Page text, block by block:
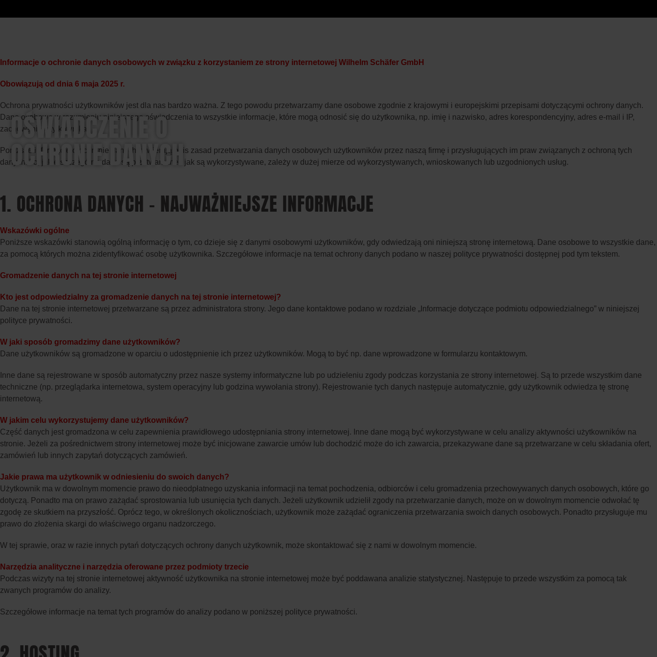
OŚWIADCZENIE O
OCHRONIE DANYCH
Informacje o ochronie danych osobowych w związku z korzystaniem ze strony internetowej Wilhelm Schäfer GmbH
Obowiązują od dnia 6 maja 2025 r.
Ochrona prywatności użytkowników jest dla nas bardzo ważna. Z tego powodu przetwarzamy dane osobowe zgodnie z krajowymi i europejskimi przepisami dotyczącymi ochrony danych.
Dane osobowe w rozumieniu niniejszego oświadczenia to wszystkie informacje, które mogą odnosić się do użytkownika, np. imię i nazwisko, adres korespondencyjny, adres e-mail i IP,
zachowanie użytkownika.
Poniższe informacje o ochronie danych zawierają opis zasad przetwarzania danych osobowych użytkowników przez naszą firmę i przysługujących im praw związanych z ochroną tych
danych. To, jakie szczególne dane są przetwarzane i jak są wykorzystywane, zależy w dużej mierze od wykorzystywanych, wnioskowanych lub uzgodnionych usług.
1. OCHRONA DANYCH – NAJWAŻNIEJSZE INFORMACJE
Wskazówki ogólne
Poniższe wskazówki stanowią ogólną informację o tym, co dzieje się z danymi osobowymi użytkowników, gdy odwiedzają oni niniejszą stronę internetową. Dane osobowe to wszystkie dane,
za pomocą których można zidentyfikować osobę użytkownika. Szczegółowe informacje na temat ochrony danych podano w naszej polityce prywatności dostępnej pod tym tekstem.
Gromadzenie danych na tej stronie internetowej
Kto jest odpowiedzialny za gromadzenie danych na tej stronie internetowej?
Dane na tej stronie internetowej przetwarzane są przez administratora strony. Jego dane kontaktowe podano w rozdziale „Informacje dotyczące podmiotu odpowiedzialnego” w niniejszej
polityce prywatności.
W jaki sposób gromadzimy dane użytkowników?
Dane użytkowników są gromadzone w oparciu o udostępnienie ich przez użytkowników. Mogą to być np. dane wprowadzone w formularzu kontaktowym.
Inne dane są rejestrowane w sposób automatyczny przez nasze systemy informatyczne lub po udzieleniu zgody podczas korzystania ze strony internetowej. Są to przede wszystkim dane
techniczne (np. przeglądarka internetowa, system operacyjny lub godzina wywołania strony). Rejestrowanie tych danych następuje automatycznie, gdy użytkownik odwiedza tę stronę
internetową.
W jakim celu wykorzystujemy dane użytkowników?
Część danych jest gromadzona w celu zapewnienia prawidłowego udostępniania strony internetowej. Inne dane mogą być wykorzystywane w celu analizy aktywności użytkowników na
stronie. Jeżeli za pośrednictwem strony internetowej może być inicjowane zawarcie umów lub dochodzić może do ich zawarcia, przekazywane dane są przetwarzane w celu składania ofert,
zamówień lub innych zapytań dotyczących zamówień.
Jakie prawa ma użytkownik w odniesieniu do swoich danych?
Użytkownik ma w dowolnym momencie prawo do nieodpłatnego uzyskania informacji na temat pochodzenia, odbiorców i celu gromadzenia przechowywanych danych osobowych, które go
dotyczą. Ponadto ma on prawo zażądać sprostowania lub usunięcia tych danych. Jeżeli użytkownik udzielił zgody na przetwarzanie danych, może on w dowolnym momencie odwołać tę
zgodę ze skutkiem na przyszłość. Oprócz tego, w określonych okolicznościach, użytkownik może zażądać ograniczenia przetwarzania swoich danych osobowych. Ponadto przysługuje mu
prawo do złożenia skargi do właściwego organu nadzorczego.
W tej sprawie, oraz w razie innych pytań dotyczących ochrony danych użytkownik, może skontaktować się z nami w dowolnym momencie.
Narzędzia analityczne i narzędzia oferowane przez podmioty trzecie
Podczas wizyty na tej stronie internetowej aktywność użytkownika na stronie internetowej może być poddawana analizie statystycznej. Następuje to przede wszystkim za pomocą tak
zwanych programów do analizy.
Szczegółowe informacje na temat tych programów do analizy podano w poniższej polityce prywatności.